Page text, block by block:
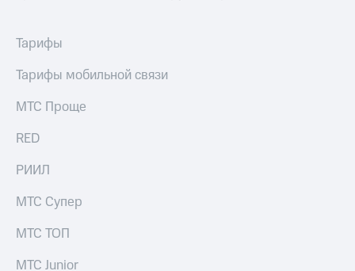
погашении
облигаций
развитие
этика
На главную
Тарифы
Тарифы мобильной связи
МТС Проще
RED
РИИЛ
МТС Супер
МТС ТОП
МТС Junior